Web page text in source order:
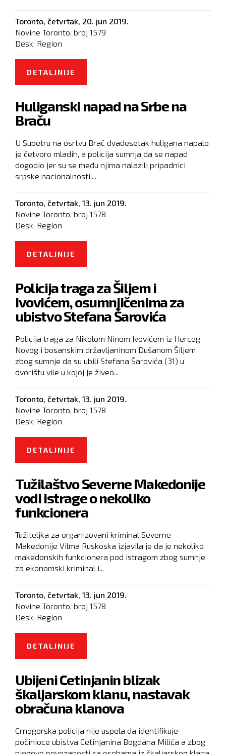
Toronto, četvrtak, 20. jun 2019.
Novine Toronto, broj 1579
Desk: Region
DETALJNIJE
Huliganski napad na Srbe na
Braču
U Supetru na osrtvu Brač dvadesetak huligana napalo
je četvoro mladih, a policija sumnja da se napad
dogodio jer su se među njima nalazili pripadnici
srpske nacionalnosti,...
Toronto, četvrtak, 13. jun 2019.
Novine Toronto, broj 1578
Desk: Region
DETALJNIJE
Policija traga za Šiljem i
Ivovićem, osumnjičenima za
ubistvo Stefana Šarovića
Policija traga za Nikolom Ninom Ivovićem iz Herceg
Novog i bosanskim državljaninom Dušanom Šiljem
zbog sumnje da su ubili Stefana Šarovića (31) u
dvorištu vile u kojoj je živeo...
Toronto, četvrtak, 13. jun 2019.
Novine Toronto, broj 1578
Desk: Region
DETALJNIJE
UBISTVO STEFANA ŠAROVIĆA
Tužilaštvo Severne Makedonije
vodi istrage o nekoliko
funkcionera
Tužiteljka za organizovani kriminal Severne
Makedonije Vilma Ruskoska izjavila je da je nekoliko
makedonskih funkcionera pod istragom zbog sumnje
za ekonomski kriminal i...
Toronto, četvrtak, 13. jun 2019.
Novine Toronto, broj 1578
Desk: Region
DETALJNIJE
NEKOLIKO FUNKCIONERA
Ubijeni Cetinjanin blizak
škaljarskom klanu, nastavak
obračuna klanova
Crnogorska policija nije uspela da identifikuje
počinioce ubistva Cetinjanina Bogdana Milića a zbog